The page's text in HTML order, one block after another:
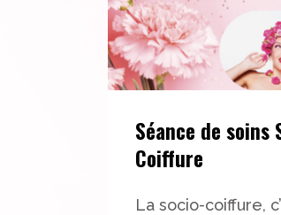
Séance de soins
Coiffure
La socio-coiffure,